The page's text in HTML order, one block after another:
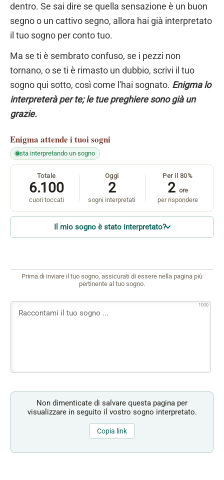
dentro. Se sai dire se quella sensazione è un buon
segno o un cattivo segno, allora hai già interpretato
il tuo sogno per conto tuo.
Ma se ti è sembrato confuso, se i pezzi non
tornano, o se ti è rimasto un dubbio, scrivi il tuo
sogno qui sotto, così come l'hai sognato. Enigma lo
interpreterà per te; le tue preghiere sono già un
grazie.
Enigma attende i tuoi sogni
sta interpretando un sogno
Totale
6.100
cuori toccati
Oggi
2
sogni interpretati
Per il 80%
2 ore
per rispondere
Il mio sogno è stato interpretato?
Prima di inviare il tuo sogno, assicurati di essere nella pagina più
pertinente al tuo sogno.
1000
Non dimenticate di salvare questa pagina per
visualizzare in seguito il vostro sogno interpretato.
Copia link